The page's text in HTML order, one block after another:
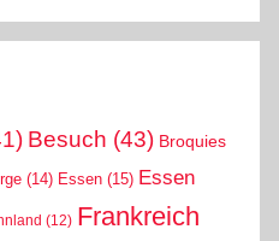
Besuch (43) Broquies
(14) Essen (15) Essen
(12) Frankreich